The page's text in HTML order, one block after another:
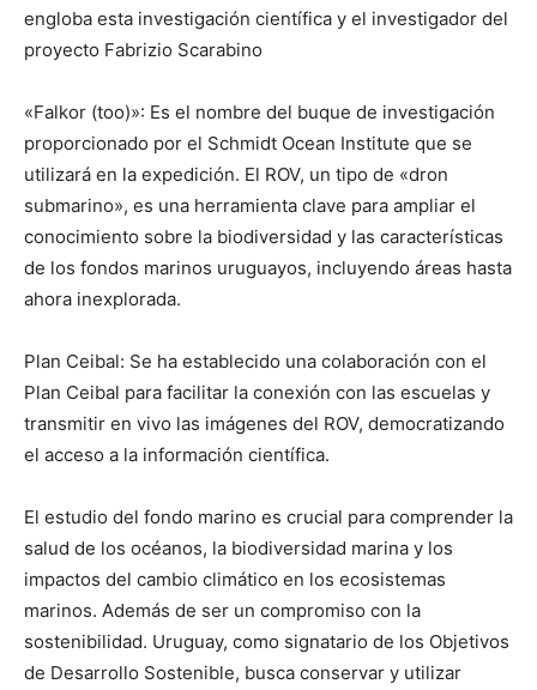
engloba esta investigación científica y el investigador del
proyecto Fabrizio Scarabino
«Falkor (too)»: Es el nombre del buque de investigación
proporcionado por el Schmidt Ocean Institute que se
utilizará en la expedición. El ROV, un tipo de «dron
submarino», es una herramienta clave para ampliar el
conocimiento sobre la biodiversidad y las características
de los fondos marinos uruguayos, incluyendo áreas hasta
ahora inexplorada.
Plan Ceibal: Se ha establecido una colaboración con el
Plan Ceibal para facilitar la conexión con las escuelas y
transmitir en vivo las imágenes del ROV, democratizando
el acceso a la información científica.
El estudio del fondo marino es crucial para comprender la
salud de los océanos, la biodiversidad marina y los
impactos del cambio climático en los ecosistemas
marinos. Además de ser un compromiso con la
sostenibilidad. Uruguay, como signatario de los Objetivos
de Desarrollo Sostenible, busca conservar y utilizar